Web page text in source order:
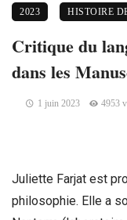
2023 HISTOIRE
Critique du
dans les
1 juin 2023 4953
Juliette Farjat est
philosophie. Elle a